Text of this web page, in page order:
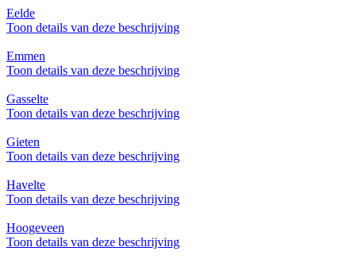
Eelde
Toon details van deze beschrijving
Emmen
Toon details van deze beschrijving
Gasselte
Toon details van deze beschrijving
Gieten
Toon details van deze beschrijving
Havelte
Toon details van deze beschrijving
Hoogeveen
Toon details van deze beschrijving